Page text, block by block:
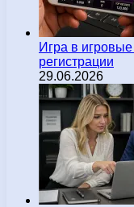
Игра в
регистрации
29.06.2026